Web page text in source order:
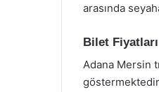
arasında
Bilet
Adana Mersin